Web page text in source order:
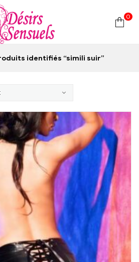
0
identifiés “simili suir”